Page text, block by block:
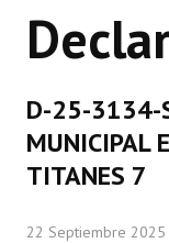
CONCEJO
Integrantes del
Comisiones
Comisiones
D-25-3134-
MUNICIPAL
TITANES 7
22 Septiembre 2025